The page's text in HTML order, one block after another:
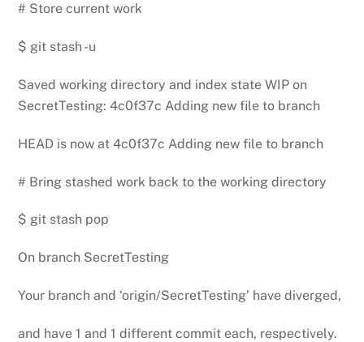
# Store current work
$ git stash -u
Saved working directory and index state WIP on
SecretTesting: 4c0f37c Adding new file to branch
HEAD is now at 4c0f37c Adding new file to branch
# Bring stashed work back to the working directory
$ git stash pop
On branch SecretTesting
Your branch and ‘origin/SecretTesting’ have diverged,
and have 1 and 1 different commit each, respectively.